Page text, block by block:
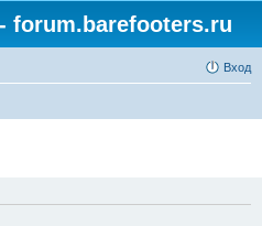
forum.barefooters.ru
Вход